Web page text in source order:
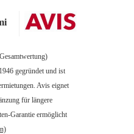
gegründet und ist
Avis eignet
für längere
Garantie ermöglicht